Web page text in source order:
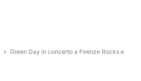
Green Day in concerto a Firenze Rocks e